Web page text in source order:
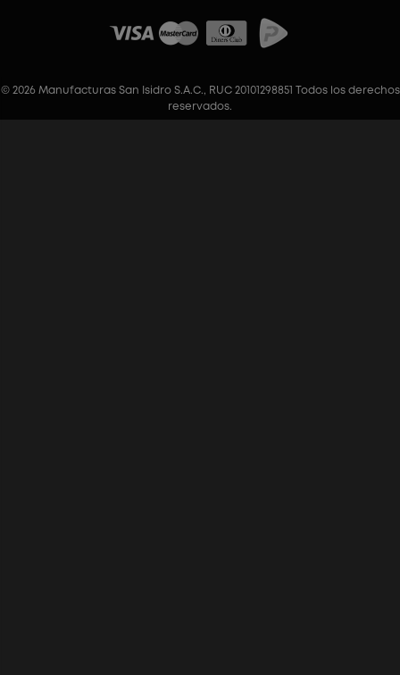
© 2026 Manufacturas San Isidro S.A.C., RUC 20101298851 Todos los derechos
reservados.